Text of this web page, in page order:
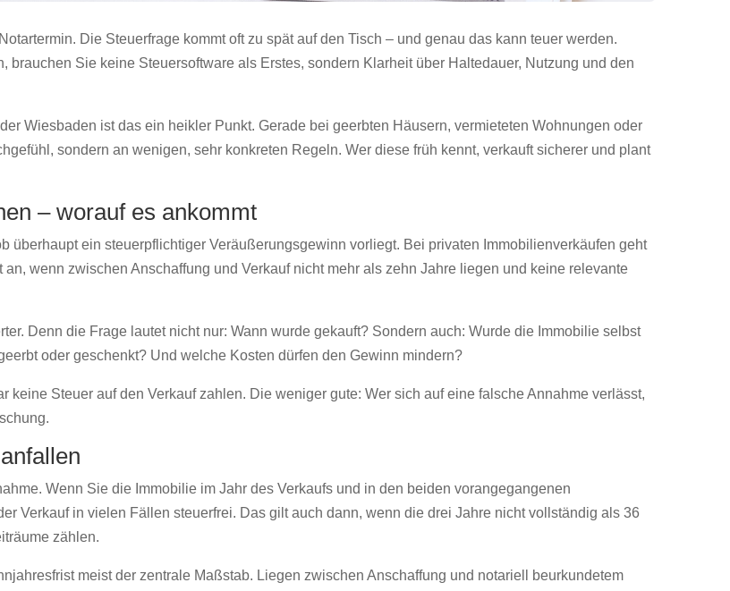
Die Steuerfrage kommt oft zu spät auf den Tisch – und genau das kann teuer werden.
Sie keine Steuersoftware als Erstes, sondern Klarheit über Haltedauer, Nutzung und den
Wiesbaden ist das ein heikler Punkt. Gerade bei geerbten Häusern, vermieteten Wohnungen oder
sondern an wenigen, sehr konkreten Regeln. Wer diese früh kennt, verkauft sicherer und plant
– worauf es ankommt
überhaupt ein steuerpflichtiger Veräußerungsgewinn vorliegt. Bei privaten Immobilienverkäufen geht
wenn zwischen Anschaffung und Verkauf nicht mehr als zehn Jahre liegen und keine relevante
Denn die Frage lautet nicht nur: Wann wurde gekauft? Sondern auch: Wurde die Immobilie selbst
oder geschenkt? Und welche Kosten dürfen den Gewinn mindern?
keine Steuer auf den Verkauf zahlen. Die weniger gute: Wer sich auf eine falsche Annahme verlässt,
Wenn Sie die Immobilie im Jahr des Verkaufs und in den beiden vorangegangenen
Verkauf in vielen Fällen steuerfrei. Das gilt auch dann, wenn die drei Jahre nicht vollständig als 36
zählen.
meist der zentrale Maßstab. Liegen zwischen Anschaffung und notariell beurkundetem